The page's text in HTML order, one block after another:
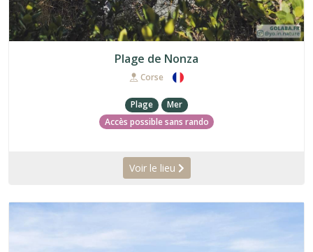
Plage de Nonza
Corse
Plage
Mer
Accès possible sans rando
Voir le lieu